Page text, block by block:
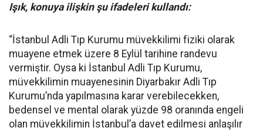
Işık, konuya ilişkin şu ifadeleri kullandı:
“İstanbul Adli Tıp Kurumu müvekkilimi fiziki olarak
muayene etmek üzere 8 Eylül tarihine randevu
vermiştir. Oysa ki İstanbul Adli Tıp Kurumu,
müvekkilimin muayenesinin Diyarbakır Adli Tıp
Kurumu’nda yapılmasına karar verebilecekken,
bedensel ve mental olarak yüzde 98 oranında engeli
olan müvekkilimin İstanbul’a davet edilmesi anlaşılır